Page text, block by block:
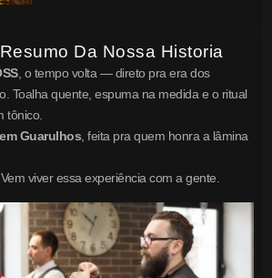
Da Nossa Historia
, o tempo volta — direto pra era dos
Toalha quente, espuma na medida e o ritual
tônico.
Guarulhos, feita pra quem honra a lâmina
viver essa experiência com a gente.